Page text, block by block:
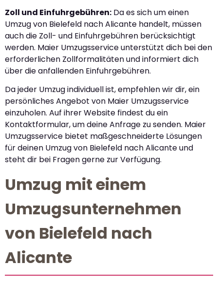
Zoll und Einfuhrgebühren: Da es sich um einen
Umzug von Bielefeld nach Alicante handelt, müssen
auch die Zoll- und Einfuhrgebühren berücksichtigt
werden. Maier Umzugsservice unterstützt dich bei den
erforderlichen Zollformalitäten und informiert dich
über die anfallenden Einfuhrgebühren.
Da jeder Umzug individuell ist, empfehlen wir dir, ein
persönliches Angebot von Maier Umzugsservice
einzuholen. Auf ihrer Website findest du ein
Kontaktformular, um deine Anfrage zu senden. Maier
Umzugsservice bietet maßgeschneiderte Lösungen
für deinen Umzug von Bielefeld nach Alicante und
steht dir bei Fragen gerne zur Verfügung.
Umzug mit einem
Umzugsunternehmen
von Bielefeld nach
Alicante